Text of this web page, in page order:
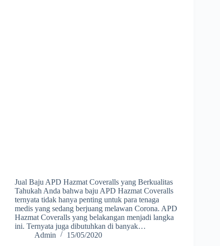
Jual Baju APD Hazmat Coveralls yang Berkualitas
Tahukah Anda bahwa baju APD Hazmat Coveralls
ternyata tidak hanya penting untuk para tenaga
medis yang sedang berjuang melawan Corona. APD
Hazmat Coveralls yang belakangan menjadi langka
ini. Ternyata juga dibutuhkan di banyak…
Admin
15/05/2020